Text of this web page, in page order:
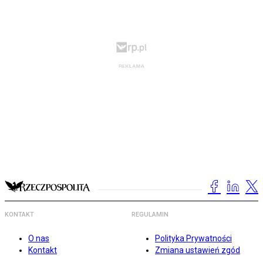
KONTAKT
O nas
Kontakt
REGULAMIN
Polityka Prywatności
Zmiana ustawień zgód